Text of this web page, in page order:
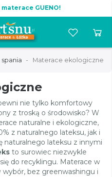
materace GUENO!
Materace ekologiczne
nie tylko komfortowy
z troską o środowisko? W
naturalne i ekologiczne,
z naturalnego lateksu, jak i
naturalnego lateksu z innymi
to surowiec niezwykle
do recyklingu. Materace w
wybór, bez greenwashingu i